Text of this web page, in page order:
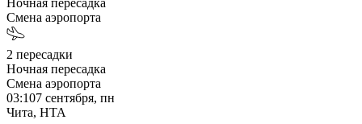
Смена аэропорта
2 пересадки
Ночная пересадка
Смена аэропорта
03:107 сентября, пн
Чита, HTA